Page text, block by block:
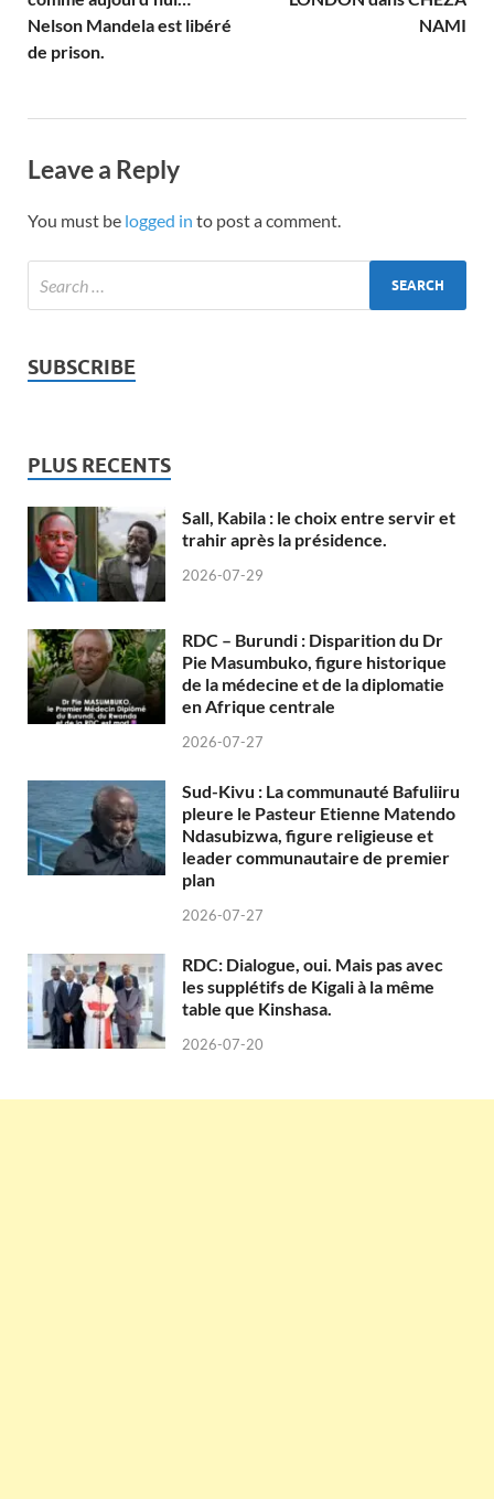
Nelson Mandela est libéré
de prison.
NAMI
Leave a Reply
You must be logged in to post a comment.
SUBSCRIBE
PLUS RECENTS
Sall, Kabila : le choix entre servir et
trahir après la présidence.
2026-07-29
RDC – Burundi : Disparition du Dr
Pie Masumbuko, figure historique
de la médecine et de la diplomatie
en Afrique centrale
2026-07-27
Sud-Kivu : La communauté Bafuliiru
pleure le Pasteur Etienne Matendo
Ndasubizwa, figure religieuse et
leader communautaire de premier
plan
2026-07-27
RDC: Dialogue, oui. Mais pas avec
les supplétifs de Kigali à la même
table que Kinshasa.
2026-07-20